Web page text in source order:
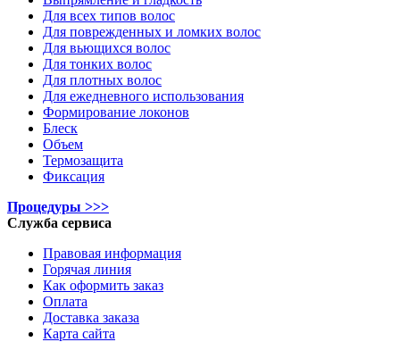
Для всех типов волос
Для поврежденных и ломких волос
Для вьющихся волос
Для тонких волос
Для плотных волос
Для ежедневного использования
Формирование локонов
Блеск
Объем
Термозащита
Фиксация
Процедуры >>>
Служба сервиса
Правовая информация
Горячая линия
Как оформить заказ
Оплата
Доставка заказа
Карта сайта